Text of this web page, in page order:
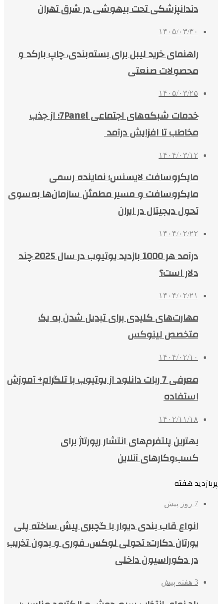
دندانپزشکی تحت بیهوشی در شرق تهران
۱۴۰۵/۰۳/۳۰
راهنمای خرید لیبل برای بسته‌بندی، چاپ بارکد و
محصولات صنعتی
۱۴۰۵/۰۳/۲۵
خدمات شبکه‌های اجتماعی 7Panel؛ از جذب
مخاطب تا افزایش درآمد
۱۴۰۴/۰۳/۱۲
مایکروسافت لایسنس؛ نماینده رسمی
مایکروسافت و مسیر مطمئن سازمان‌ها به‌سوی
تحول دیجیتال در ایران
۱۴۰۴/۰۲/۲۲
درآمد هر 1000 بازدید یوتیوب در سال 2025 چند
دلار است؟
۱۴۰۴/۰۲/۲۱
مهارت‌های کلیدی برای تبدیل شدن به یک
متخصص لینوکس
۱۴۰۴/۰۲/۱۰
معرفی 7 ربات دانلود از یوتیوب با تلگرام+ آموزش
استفاده
۱۴۰۲/۱۱/۱۸
بهترین پلتفرم‌های انتشار رپورتاژ برای
کسب‌وکارهای آنلاین
پربازدید هفته
7 روز پیش
انواع قاب بندی دیوار با گچبری پیش ساخته پلی
یورتان دکارت؛ تحولی لوکس، فوری و بدون تخریب
در دکوراسیون داخلی
3 هفته پیش